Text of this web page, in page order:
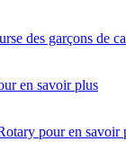
des garçons de
en savoir plus
pour en savoir